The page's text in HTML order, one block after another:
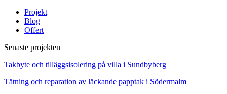
Projekt
Blog
Offert
Senaste projekten
Takbyte och tilläggsisolering på villa i Sundbyberg
Tätning och reparation av läckande papptak i Södermalm